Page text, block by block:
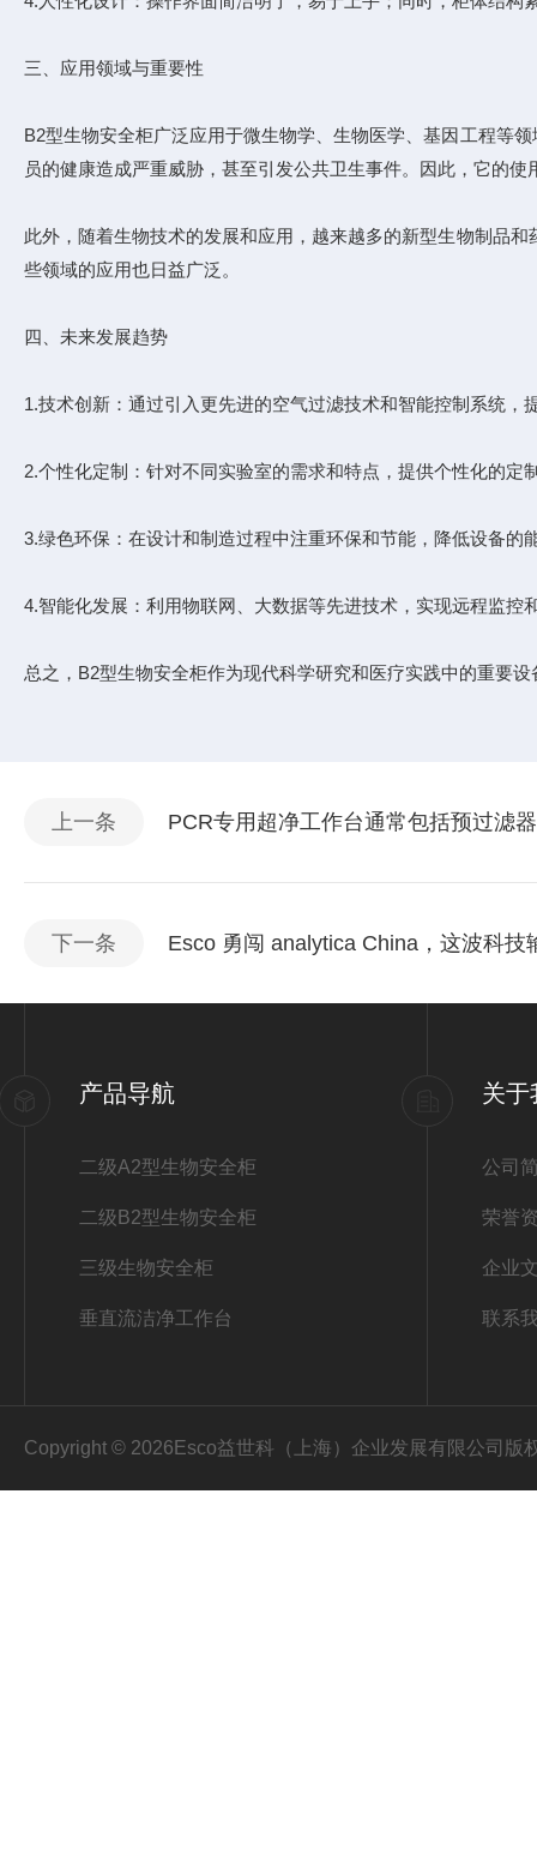
三、应用领域与重要性
B2型生物安全柜广泛应用于微生物学、生物医学、基因工程等
员的健康造成严重威胁，甚至引发公共卫生事件。因此，它的
此外，随着生物技术的发展和应用，越来越多的新型生物制品
些领域的应用也日益广泛。
四、未来发展趋势
1.技术创新：通过引入更先进的空气过滤技术和智能控制系统，
2.个性化定制：针对不同实验室的需求和特点，提供个性化的定
3.绿色环保：在设计和制造过程中注重环保和节能，降低设备的
4.智能化发展：利用物联网、大数据等先进技术，实现远程监控
总之，B2型生物安全柜作为现代科学研究和医疗实践中的重要
上一条 PCR专用超净工作台通常包括预过滤
下一条 Esco 勇闯 analytica China，这波科技
产品导航
二级A2型生物安全柜
二级B2型生物安全柜
三级生物安全柜
垂直流洁净工作台
关于
公司
荣誉
企业
联系
Copyright © 2026Esco益世科（上海）企业发展有限公司